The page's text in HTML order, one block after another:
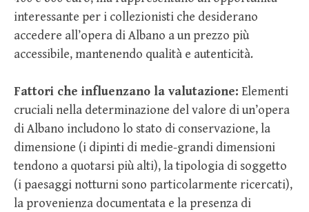
interessante per i collezionisti che desiderano
accedere all’opera di Albano a un prezzo più
accessibile, mantenendo qualità e autenticità.
Fattori che influenzano la valutazione: Elementi
cruciali nella determinazione del valore di un’opera
di Albano includono lo stato di conservazione, la
dimensione (i dipinti di medie-grandi dimensioni
tendono a quotarsi più alti), la tipologia di soggetto
(i paesaggi notturni sono particolarmente ricercati),
la provenienza documentata e la presenza di